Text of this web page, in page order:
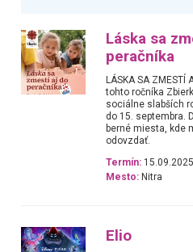
Láska sa
peračníka
LÁSKA SA ZMESTÍ
tohto ročníka
sociálne slabších
do 15. septembra.
berné miesta, kde
odovzdať.
Termín:
Mesto: Nitra
Elio